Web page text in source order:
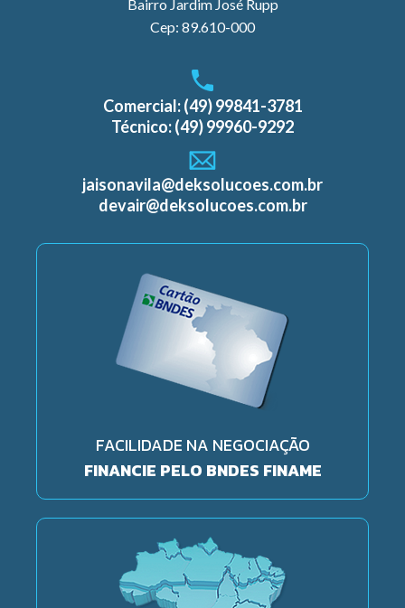
Bairro Jardim José Rupp
Cep: 89.610-000
Comercial: (49) 99841-3781
Técnico: (49) 99960-9292
jaisonavila@deksolucoes.com.br
devair@deksolucoes.com.br
FACILIDADE NA NEGOCIAÇÃO
FINANCIE PELO BNDES FINAME